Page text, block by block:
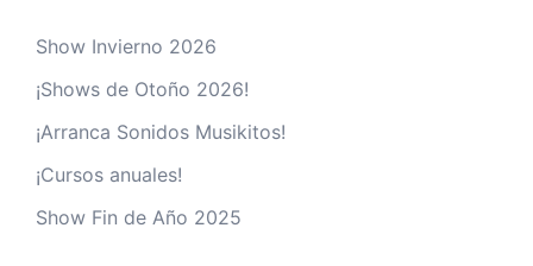
Show Invierno 2026
¡Shows de Otoño 2026!
¡Arranca Sonidos Musikitos!
¡Cursos anuales!
Show Fin de Año 2025